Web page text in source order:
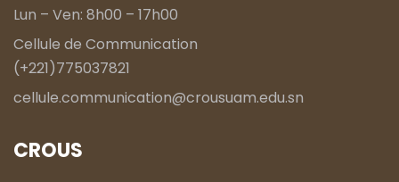
Lun – Ven: 8h00 – 17h00
Cellule de Communication
(+221)775037821
cellule.communication@crousuam.edu.sn
CROUS